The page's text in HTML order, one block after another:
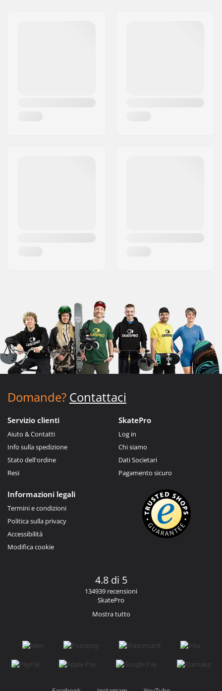
Domande? Contattaci
Servizio clienti
Aiuto & Contatti
Info sulla spedizione
Stato dell'ordine
Resi
SkatePro
Log in
Chi siamo
Dati Societari
Pagamento sicuro
Informazioni legali
Termini e condizioni
Politica sulla privacy
Accessibilità
Modifica cookie
4.8 di 5
134939 recensioni
SkatePro
Mostra tutto